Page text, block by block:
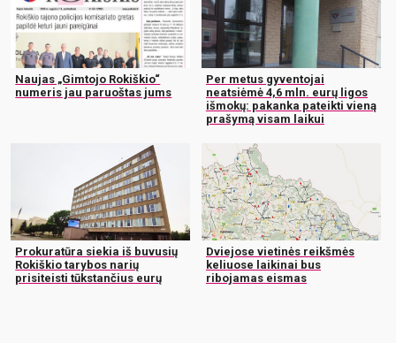
Naujas „Gimtojo Rokiškio“
numeris jau paruoštas jums
Per metus gyventojai
neatsiėmė 4,6 mln. eurų ligos
išmokų: pakanka pateikti vieną
prašymą visam laikui
Prokuratūra siekia iš buvusių
Rokiškio tarybos narių
prisiteisti tūkstančius eurų
Dviejose vietinės reikšmės
keliuose laikinai bus
ribojamas eismas